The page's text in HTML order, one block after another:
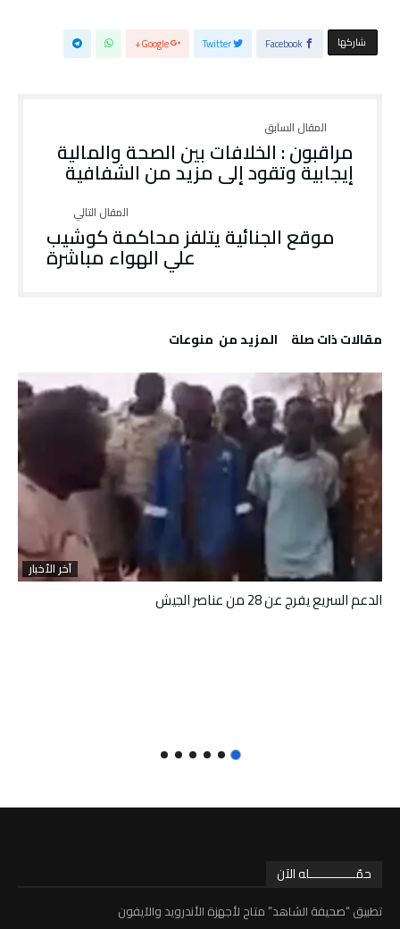
‫‫ شاركها‬ Facebook
Twitter
Google+
مراقبون : الخلافات بين الصحة والمالية
إيجابية وتقود إلى مزيد من الشفافية
موقع الجنائية يتلفز محاكمة كوشيب
علي الهواء مباشرة
‫مقالات ذات صلة‬ ‫المزيد من ‬ منوعات
آخر الأخبار
الدعم السريع يفرج عن 28 من عناصر الجيش
حمّـــــــــــــله الآن
تطبيق “صحيفة الشاهد” متاح لأجهزة الأندرويد والآيفون